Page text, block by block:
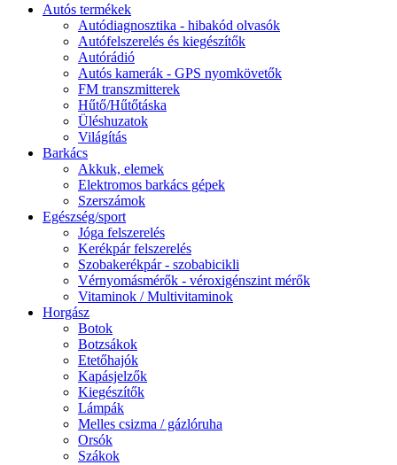
Autós termékek
Autódiagnosztika - hibakód olvasók
Autófelszerelés és kiegészítők
Autórádió
Autós kamerák - GPS nyomkövetők
FM transzmitterek
Hűtő/Hűtőtáska
Üléshuzatok
Világítás
Barkács
Akkuk, elemek
Elektromos barkács gépek
Szerszámok
Egészség/sport
Jóga felszerelés
Kerékpár felszerelés
Szobakerékpár - szobabicikli
Vérnyomásmérők - véroxigénszint mérők
Vitaminok / Multivitaminok
Horgász
Botok
Botzsákok
Etetőhajók
Kapásjelzők
Kiegészítők
Lámpák
Melles csizma / gázlóruha
Orsók
Szákok